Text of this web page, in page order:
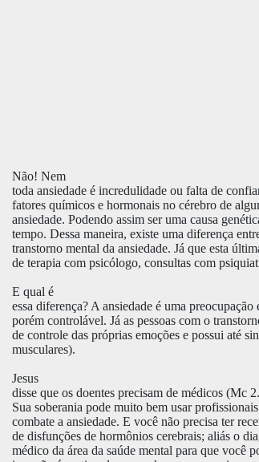
Não! Nem
toda ansiedade é incredulidade ou falta de
fatores químicos e hormonais no cérebro de
ansiedade. Podendo assim ser uma causa
tempo. Dessa maneira, existe uma diferença
transtorno mental da ansiedade. Já que esta
de terapia com psicólogo, consultas com
E qual é
essa diferença? A ansiedade é uma
porém controlável. Já as pessoas com o
de controle das próprias emoções e possui até
musculares).
Jesus
disse que os doentes precisam de médicos (Mc
Sua soberania pode muito bem usar
combate a ansiedade. E você não precisa ter
de disfunções de hormônios cerebrais; aliás o
médico da área da saúde mental para que você